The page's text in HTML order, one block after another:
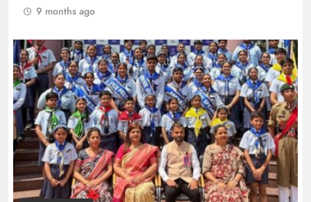
9 months ago